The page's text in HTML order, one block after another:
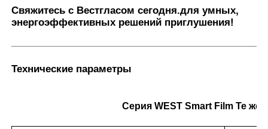
Свяжитесь с Вестгласом сегодня.для умных,
энергоэффективных решений приглушения!
Технические параметры
Серия WEST Smart Film Те же